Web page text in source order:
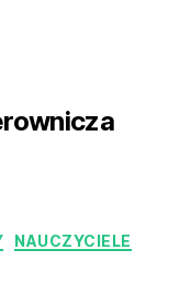
NAUCZYCIELE